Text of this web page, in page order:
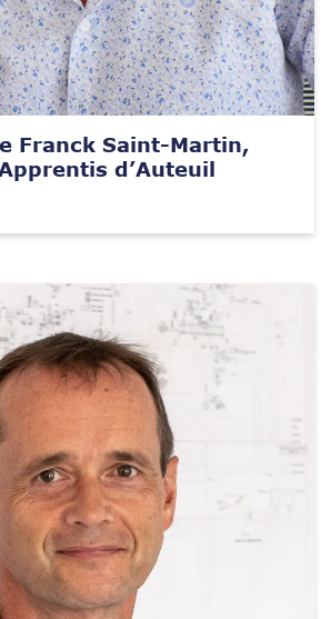
Franck Saint-Martin,
d’Auteuil